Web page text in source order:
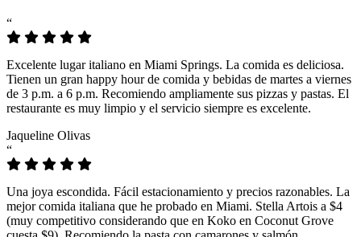
“
Excelente lugar italiano en Miami Springs. La comida es deliciosa.
Tienen un gran happy hour de comida y bebidas de martes a viernes
de 3 p.m. a 6 p.m. Recomiendo ampliamente sus pizzas y pastas. El
restaurante es muy limpio y el servicio siempre es excelente.
Jaqueline Olivas
“
Una joya escondida. Fácil estacionamiento y precios razonables. La
mejor comida italiana que he probado en Miami. Stella Artois a $4
(muy competitivo considerando que en Koko en Coconut Grove